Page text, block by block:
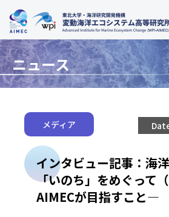
ニュース
メディア
インタビュー記事：海
「いのち」をめぐって
AIMECが目指すこと―